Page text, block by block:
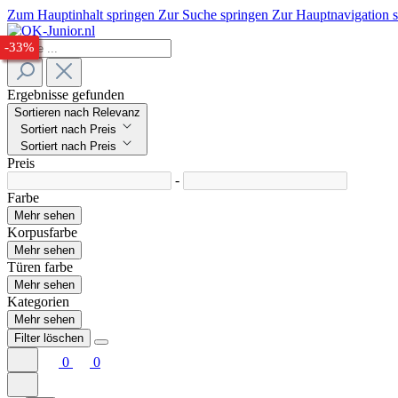
Zum Hauptinhalt springen Zur Suche springen Zur Hauptnavigation
Ergebnisse gefunden
Sortieren nach Relevanz
Sortiert nach Preis
Sortiert nach Preis
Preis
-
Farbe
Mehr sehen
Korpusfarbe
Mehr sehen
Türen farbe
Mehr sehen
Kategorien
Mehr sehen
Filter löschen
0 0
-27%
-23%
-33%
-32%
-33%